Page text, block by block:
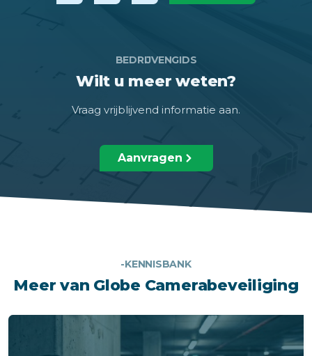
BEDRIJVENGIDS
Wilt u meer weten?
Vraag vrijblijvend informatie aan.
Aanvragen
-KENNISBANK
Meer van Globe Camerabeveiliging